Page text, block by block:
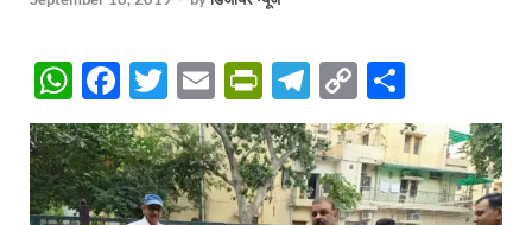
W
h
at
s
F
ac
e
b
T
w
itt
er
E
m
ail
P
ri
nt
Fr
T
el
e
gr
C
o
p
y
h
ar
e